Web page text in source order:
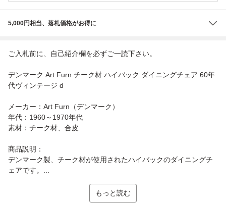
5,000円相当、落札価格がお得に
ご入札前に、自己紹介欄を必ずご一読下さい。
デンマーク Art Furn チーク材 ハイバック ダイニングチェア 60年
代ヴィンテージ d
メーカー：Art Furn（デンマーク）
年代：1960～1970年代
素材：チーク材、合皮
商品説明：
デンマーク製、チーク材が使用されたハイバックのダイニングチ
ェアです。...
もっと読む